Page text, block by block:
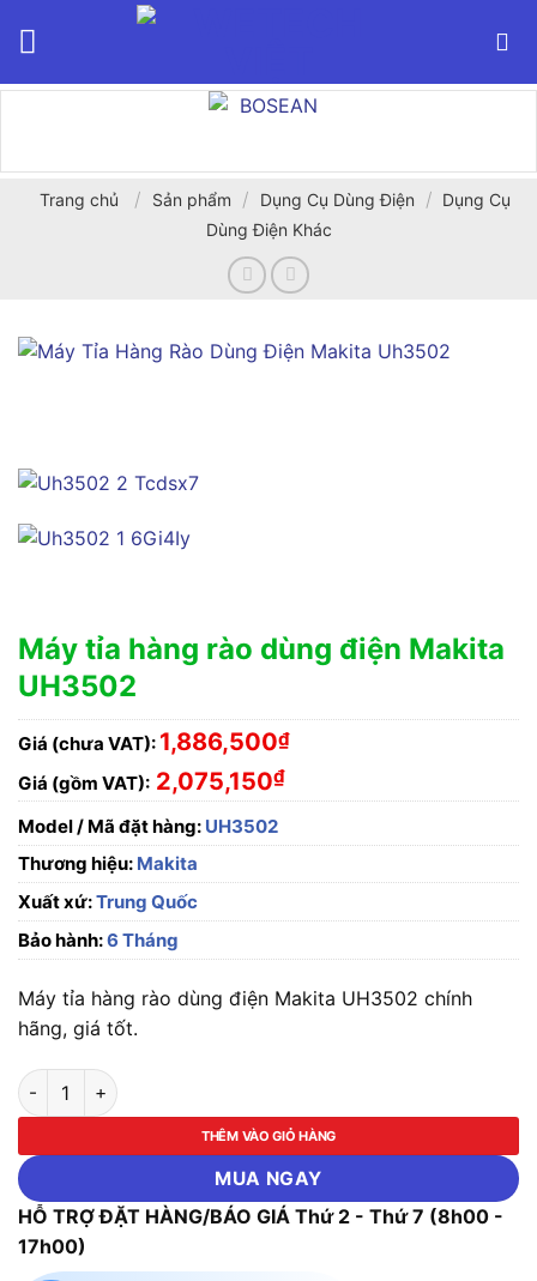
Trang chủ / Sản phẩm / Dụng Cụ Dùng Điện / Dụng Cụ
Dùng Điện Khác
Máy tỉa hàng rào dùng điện Makita
UH3502
Giá (chưa VAT): 1,886,500₫
Giá (gồm VAT): 2,075,150₫
Model / Mã đặt hàng: UH3502
Thương hiệu: Makita
Xuất xứ:Trung Quốc
Bảo hành:6 Tháng
Máy tỉa hàng rào dùng điện Makita UH3502 chính
hãng, giá tốt.
Máy tỉa hàng rào dùng điện Makita UH3502 số lượng
THÊM VÀO GIỎ HÀNG
MUA NGAY
HỖ TRỢ ĐẶT HÀNG/BÁO GIÁ Thứ 2 - Thứ 7 (8h00 -
17h00)